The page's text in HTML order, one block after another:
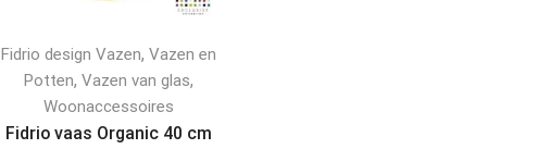
Fidrio design Vazen, Vazen en
Potten, Vazen van glas,
Woonaccessoires
Fidrio vaas Organic 40 cm